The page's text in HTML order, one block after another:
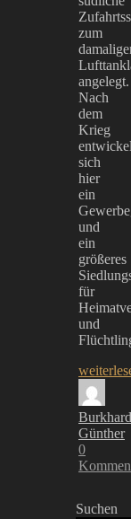
zum
angelegt.
Nach
dem
Krieg
sich
hier
ein
und
ein
größeres
für
und
Burkhard
Günther
0
Suchen